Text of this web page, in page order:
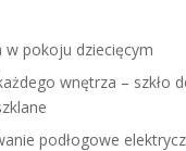
w pokoju dziecięcym
wnętrza – szkło
podłogowe